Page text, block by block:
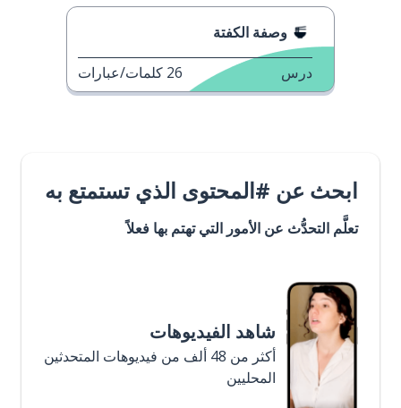
وصفة الكفتة
درس 26 كلمات/عبارات
ابحث عن #المحتوى الذي تستمتع به
تعلَّم التحدُّث عن الأمور التي تهتم بها فعلاً
شاهد الفيديوهات
أكثر من 48 ألف من فيديوهات المتحدثين
المحليين